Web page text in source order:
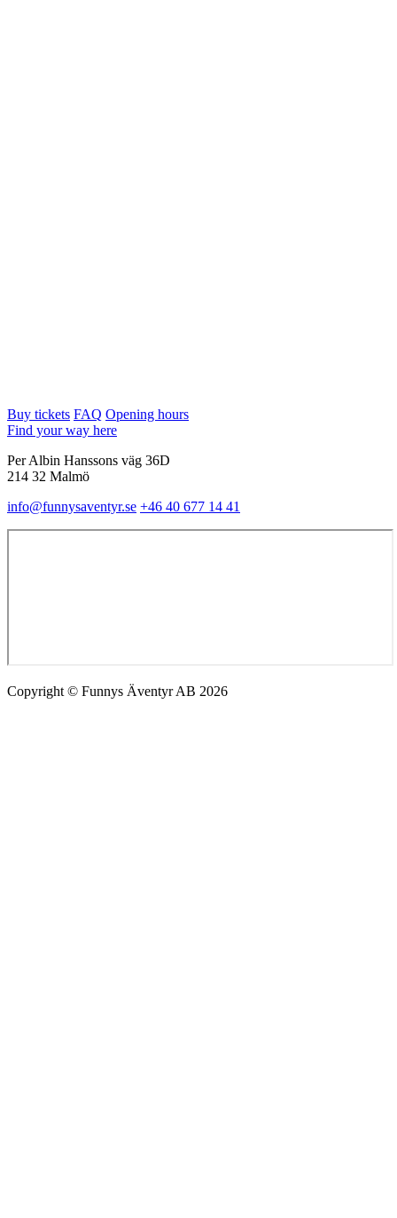
Buy tickets FAQ Opening hours
Find your way here
Per Albin Hanssons väg 36D
214 32 Malmö
info@funnysaventyr.se +46 40 677 14 41
Copyright © Funnys Äventyr AB 2026